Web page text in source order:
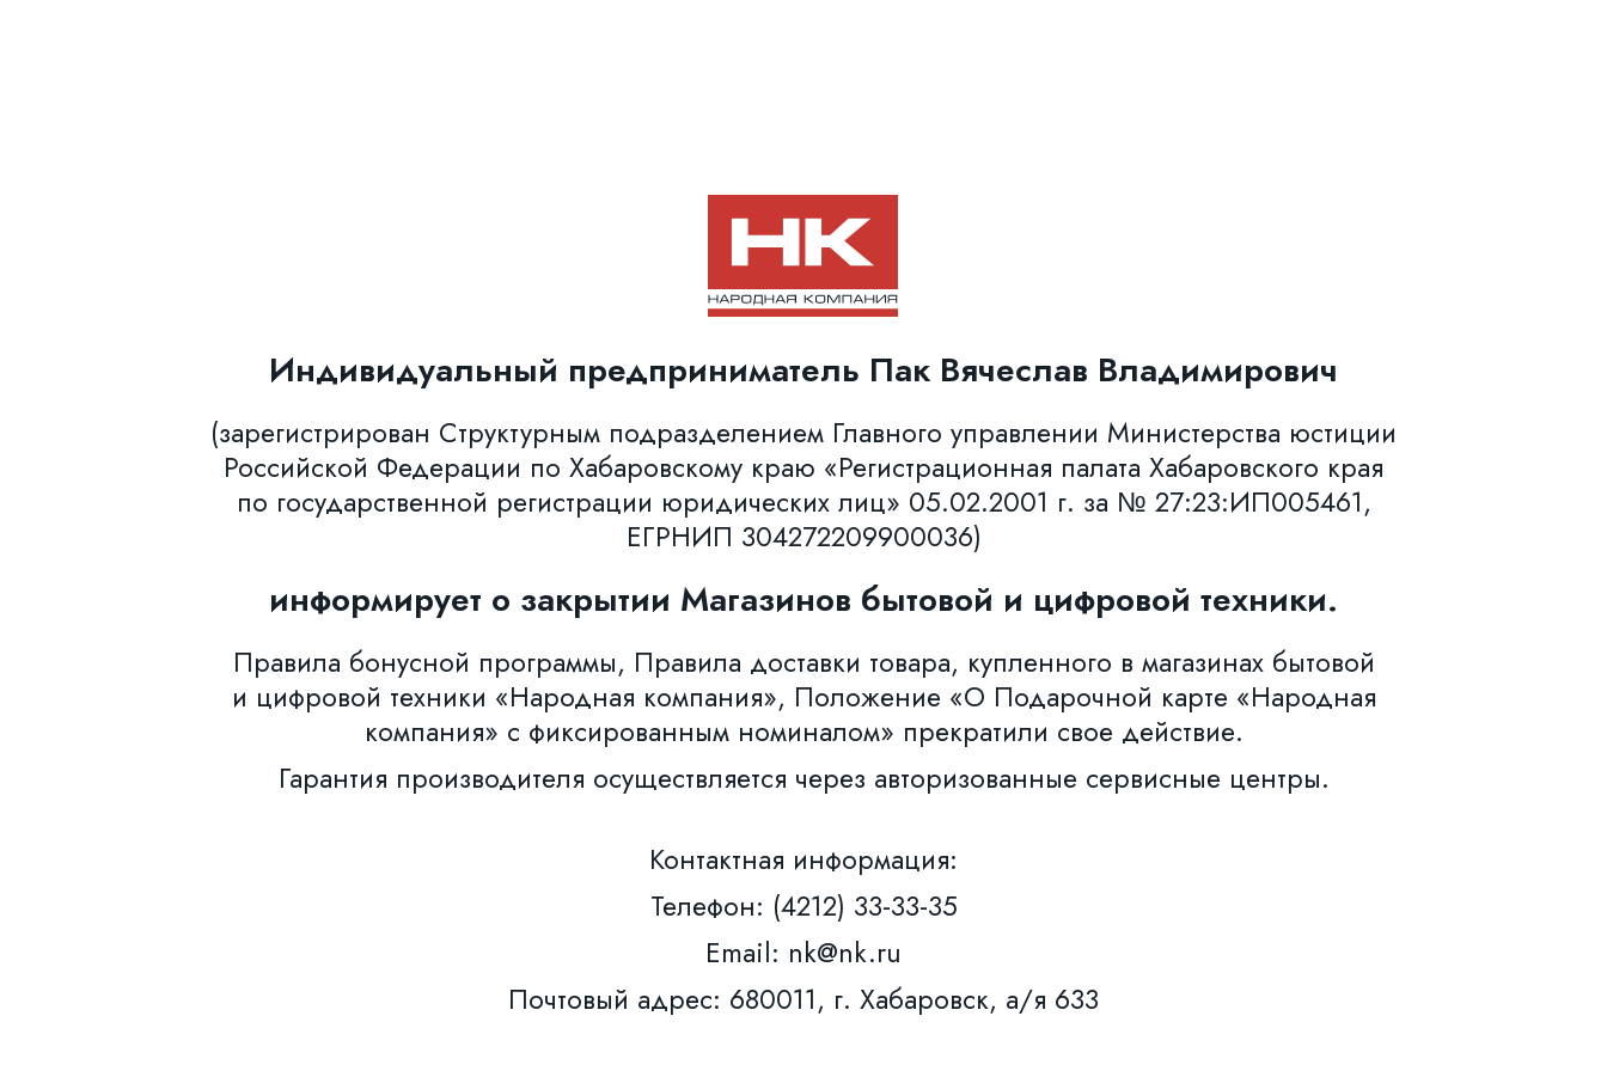
Индивидуальный предприниматель Пак Вячеслав Владимирович
(зарегистрирован Структурным подразделением Главного управлении Министерства юстиции
Российской Федерации по Хабаровскому краю «Регистрационная палата Хабаровского края
по государственной регистрации юридических лиц» 05.02.2001 г. за № 27:23:ИП005461,
ЕГРНИП 304272209900036)
информирует о закрытии Магазинов бытовой и цифровой техники.
Правила бонусной программы, Правила доставки товара, купленного в магазинах бытовой
и цифровой техники «Народная компания», Положение «О Подарочной карте «Народная
компания» с фиксированным номиналом» прекратили свое действие.
Гарантия производителя осуществляется через авторизованные сервисные центры.
Контактная информация:
Телефон: (4212) 33-33-35
Email: nk@nk.ru
Почтовый адрес: 680011, г. Хабаровск, а/я 633